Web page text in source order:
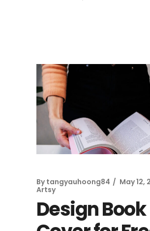
By tangyauhoong84
May 12,
Artsy
Design Book